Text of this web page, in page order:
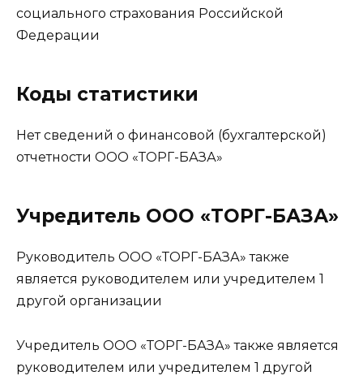
социального страхования Российской
Федерации
Коды статистики
Нет сведений о финансовой (бухгалтерской)
отчетности ООО «ТОРГ-БАЗА»
Учредитель ООО «ТОРГ-БАЗА»
Руководитель ООО «ТОРГ-БАЗА» также
является руководителем или учредителем 1
другой организации
Учредитель ООО «ТОРГ-БАЗА» также является
руководителем или учредителем 1 другой